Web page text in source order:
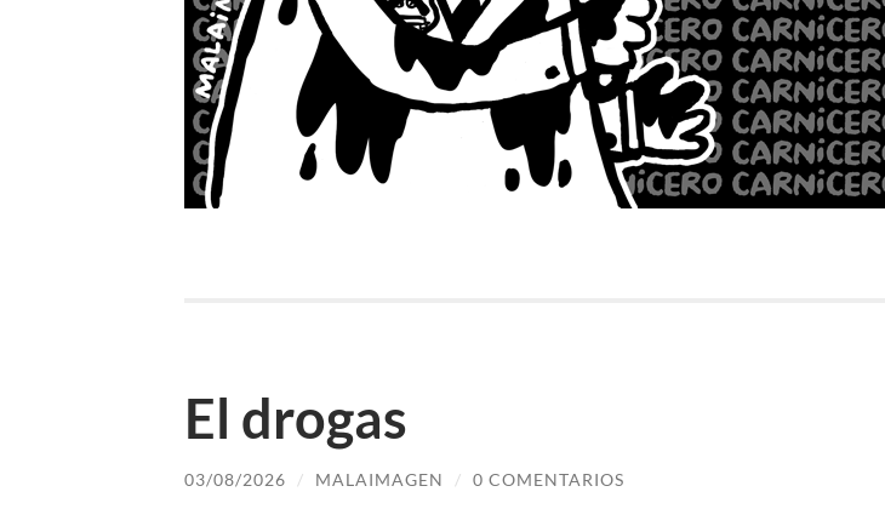
El drogas
03/08/2026 / MALAIMAGEN / 0 COMENTARIOS